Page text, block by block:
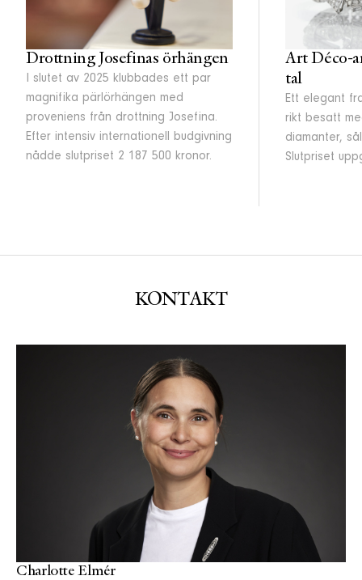
Drottning Josefinas örhängen
I slutet av 2025 klubbades ett par
magnifika pärlörhängen med
proveniens från drottning Josefina.
Efter intensiv internationell budgivning
nådde slutpriset 2 187 500 kronor.
Art Déco-
tal
Ett elegant
rikt besatt
diamanter,
Slutpriset
KONTAKT
Charlotte Elmér